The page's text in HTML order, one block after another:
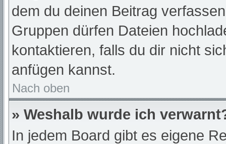
dem du deinen Beitrag
Gruppen dürfen Dateien
kontaktieren, falls du dir nicht
anfügen kannst.
Nach oben
» Weshalb wurde ich
In jedem Board gibt es eigene